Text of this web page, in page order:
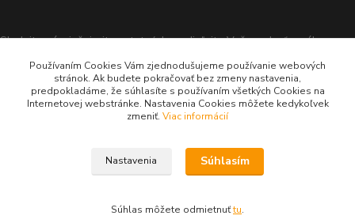
Sledujte nás, inšpirujte ostatných a zdieľajte Vašu radosť z nákupu a
Copyright ©2015 - 2023 Dobráci, s.r.o. Všetky práva vyhradené.
Používaním Cookies Vám zjednodušujeme používanie webových
stránok. Ak budete pokračovať bez zmeny nastavenia,
predpokladáme, že súhlasíte s používaním všetkých Cookies na
Internetovej webstránke. Nastavenia Cookies môžete kedykoľvek
zmeniť. Viac informácií
Nastavenia Súhlasím
Súhlas môžete odmietnuťtu.